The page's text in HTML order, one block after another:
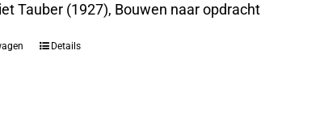
Tauber (1927), Bouwen naar opdracht
Details